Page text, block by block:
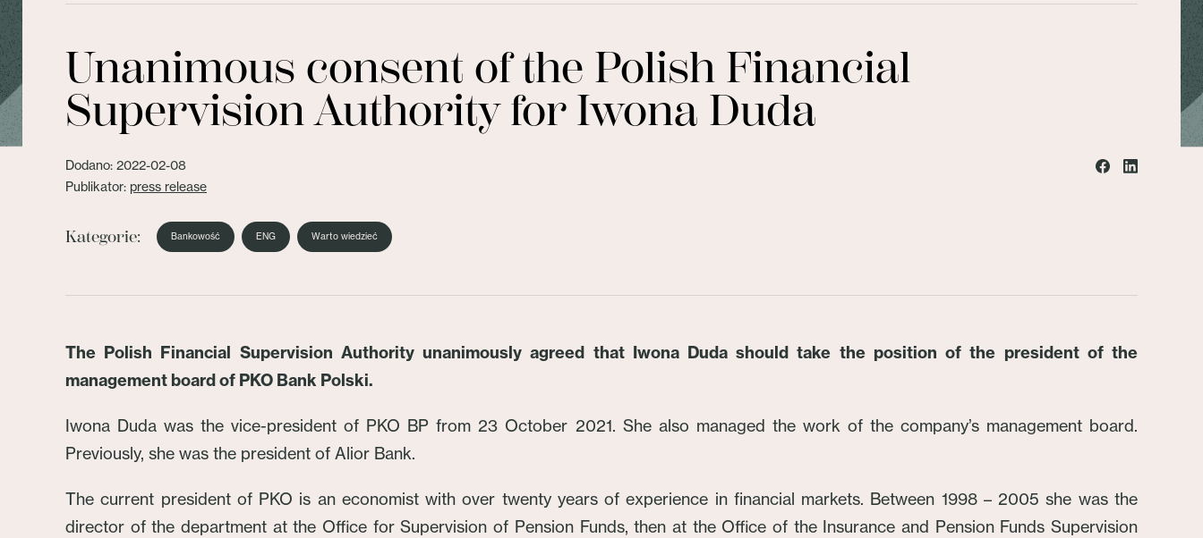
Unanimous consent of the Polish Financial
Supervision Authority for Iwona Duda
Dodano: 2022-02-08
Publikator: press release
Kategorie: Bankowość ENG Warto wiedzieć
The Polish Financial Supervision Authority unanimously agreed that Iwona Duda should take the position of the president of the
management board of PKO Bank Polski.
Iwona Duda was the vice-president of PKO BP from 23 October 2021. She also managed the work of the company’s management board.
Previously, she was the president of Alior Bank.
The current president of PKO is an economist with over twenty years of experience in financial markets. Between 1998 – 2005 she was the
director of the department at the Office for Supervision of Pension Funds, then at the Office of the Insurance and Pension Funds Supervision